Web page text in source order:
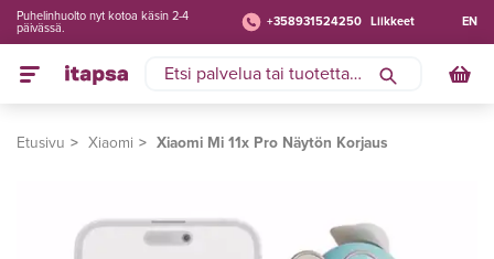
+358931524250 Liikkeet
Puhelinhuolto nyt kotoa käsin 2-4
päivässä.
EN
Etusivu Xiaomi Xiaomi Mi 11x Pro Näytön Korjaus